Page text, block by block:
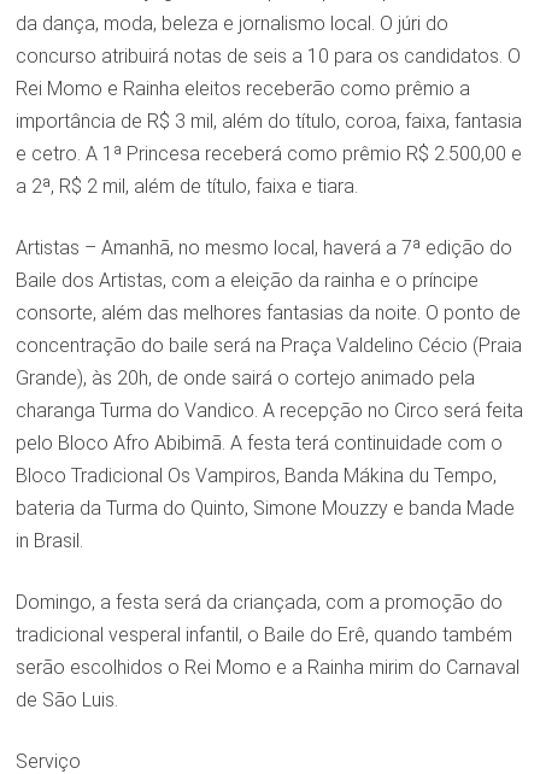
da dança, moda, beleza e jornalismo local. O júri do
concurso atribuirá notas de seis a 10 para os candidatos. O
Rei Momo e Rainha eleitos receberão como prêmio a
importância de R$ 3 mil, além do título, coroa, faixa, fantasia
e cetro. A 1ª Princesa receberá como prêmio R$ 2.500,00 e
a 2ª, R$ 2 mil, além de título, faixa e tiara.
Artistas – Amanhã, no mesmo local, haverá a 7ª edição do
Baile dos Artistas, com a eleição da rainha e o príncipe
consorte, além das melhores fantasias da noite. O ponto de
concentração do baile será na Praça Valdelino Cécio (Praia
Grande), às 20h, de onde sairá o cortejo animado pela
charanga Turma do Vandico. A recepção no Circo será feita
pelo Bloco Afro Abibimã. A festa terá continuidade com o
Bloco Tradicional Os Vampiros, Banda Mákina du Tempo,
bateria da Turma do Quinto, Simone Mouzzy e banda Made
in Brasil.
Domingo, a festa será da criançada, com a promoção do
tradicional vesperal infantil, o Baile do Erê, quando também
serão escolhidos o Rei Momo e a Rainha mirim do Carnaval
de São Luis.
Serviço